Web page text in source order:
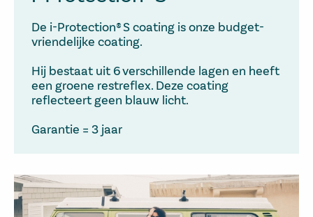
De i-Protection® S coating is onze budget-
vriendelijke coating.
Hij bestaat uit 6 verschillende lagen en heeft
een groene restreflex. Deze coating
reflecteert geen blauw licht.
Garantie = 3 jaar